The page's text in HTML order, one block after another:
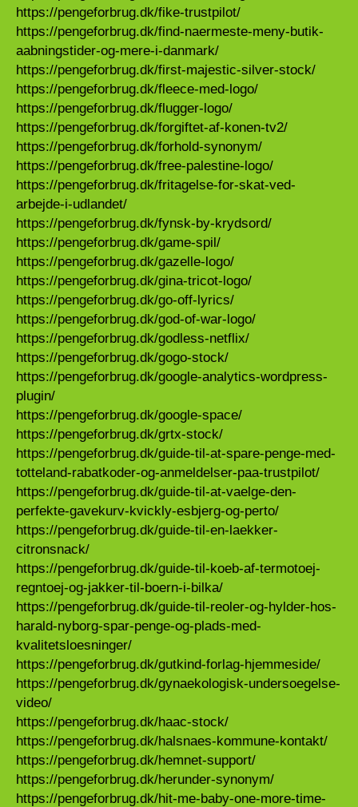
https://pengeforbrug.dk/fike-trustpilot/
https://pengeforbrug.dk/find-naermeste-meny-butik-
aabningstider-og-mere-i-danmark/
https://pengeforbrug.dk/first-majestic-silver-stock/
https://pengeforbrug.dk/fleece-med-logo/
https://pengeforbrug.dk/flugger-logo/
https://pengeforbrug.dk/forgiftet-af-konen-tv2/
https://pengeforbrug.dk/forhold-synonym/
https://pengeforbrug.dk/free-palestine-logo/
https://pengeforbrug.dk/fritagelse-for-skat-ved-
arbejde-i-udlandet/
https://pengeforbrug.dk/fynsk-by-krydsord/
https://pengeforbrug.dk/game-spil/
https://pengeforbrug.dk/gazelle-logo/
https://pengeforbrug.dk/gina-tricot-logo/
https://pengeforbrug.dk/go-off-lyrics/
https://pengeforbrug.dk/god-of-war-logo/
https://pengeforbrug.dk/godless-netflix/
https://pengeforbrug.dk/gogo-stock/
https://pengeforbrug.dk/google-analytics-wordpress-
plugin/
https://pengeforbrug.dk/google-space/
https://pengeforbrug.dk/grtx-stock/
https://pengeforbrug.dk/guide-til-at-spare-penge-med-
totteland-rabatkoder-og-anmeldelser-paa-trustpilot/
https://pengeforbrug.dk/guide-til-at-vaelge-den-
perfekte-gavekurv-kvickly-esbjerg-og-perto/
https://pengeforbrug.dk/guide-til-en-laekker-
citronsnack/
https://pengeforbrug.dk/guide-til-koeb-af-termotoej-
regntoej-og-jakker-til-boern-i-bilka/
https://pengeforbrug.dk/guide-til-reoler-og-hylder-hos-
harald-nyborg-spar-penge-og-plads-med-
kvalitetsloesninger/
https://pengeforbrug.dk/gutkind-forlag-hjemmeside/
https://pengeforbrug.dk/gynaekologisk-undersoegelse-
video/
https://pengeforbrug.dk/haac-stock/
https://pengeforbrug.dk/halsnaes-kommune-kontakt/
https://pengeforbrug.dk/hemnet-support/
https://pengeforbrug.dk/herunder-synonym/
https://pengeforbrug.dk/hit-me-baby-one-more-time-